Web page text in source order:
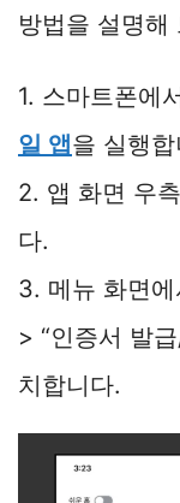
방법을 설명해
1. 스마트폰에
일 앱을 실행
2. 앱 화면 우
다.
3. 메뉴 화면에
> “인증서 발
치합니다.